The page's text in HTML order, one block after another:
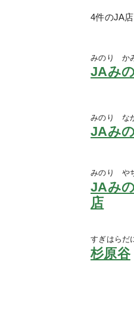
4件のJA
みのり か
JAみ
みのり な
JAみ
みのり や
JAみ
店
すぎはらだ
杉原谷